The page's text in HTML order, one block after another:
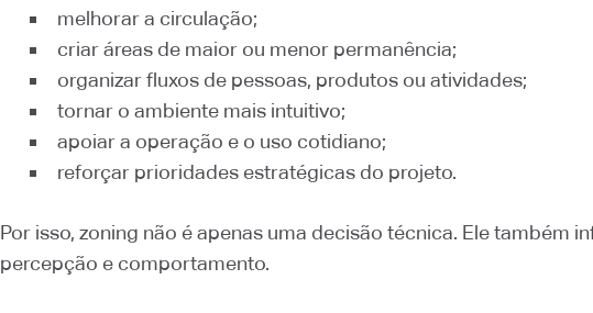
melhorar a circulação;
criar áreas de maior ou menor permanência;
organizar fluxos de pessoas, produtos ou atividades;
tornar o ambiente mais intuitivo;
apoiar a operação e o uso cotidiano;
reforçar prioridades estratégicas do projeto.
Por isso, zoning não é apenas uma decisão técnica. Ele também
percepção e comportamento.